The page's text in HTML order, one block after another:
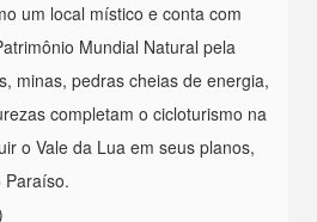
um local místico e conta com
Mundial Natural pela
minas, pedras cheias de energia,
completam o cicloturismo na
o Vale da Lua em seus planos,
Paraíso.